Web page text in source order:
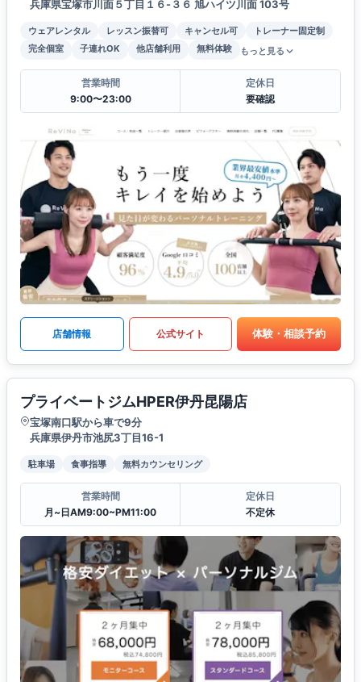
兵庫県宝塚市川面５丁目１６-３６ 旭ハイツ川面 103号
ウェアレンタル レッスン振替可 キャンセル可
トレーナー固定制
完全個室
子連れOK 他店舗利用 無料体験 もっと見る
営業時間
9:00〜23:00
定休日
要確認
店舗情報 公式サイト 体験・相談予約
プライベートジムHPER伊丹昆陽店
宝塚南口駅から車で9分
兵庫県伊丹市池尻3丁目16-1
駐車場 食事指導 無料カウンセリング
営業時間
月~日AM9:00~PM11:00
定休日
不定休